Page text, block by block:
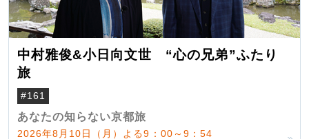
中村雅俊&小日向文世 “心の兄弟”ふたり
旅
#161
あなたの知らない京都旅
2026年8月10日（月）よる9：00～9：54